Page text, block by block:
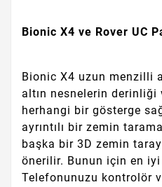
Bionic X4 ve Rover UC
Bionic X4 uzun menzilli
altın nesnelerin derinliği
herhangi bir gösterge
ayrıntılı bir zemin
başka bir 3D zemin
önerilir. Bunun için en
Telefonunuzu kontrolör